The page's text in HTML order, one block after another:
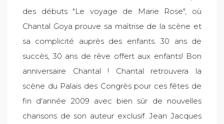
des débuts "Le voyage de Marie Rose", où
Chantal Goya prouve sa maîtrise de la scène et
sa complicité auprès des enfants. 30 ans de
succès, 30 ans de rêve offert aux enfants! Bon
anniversaire Chantal ! Chantal retrouvera la
scène du Palais des Congrès pour ces fêtes de
fin d'année 2009 avec bien sûr de nouvelles
chansons de son auteur exclusif. Jean Jacques